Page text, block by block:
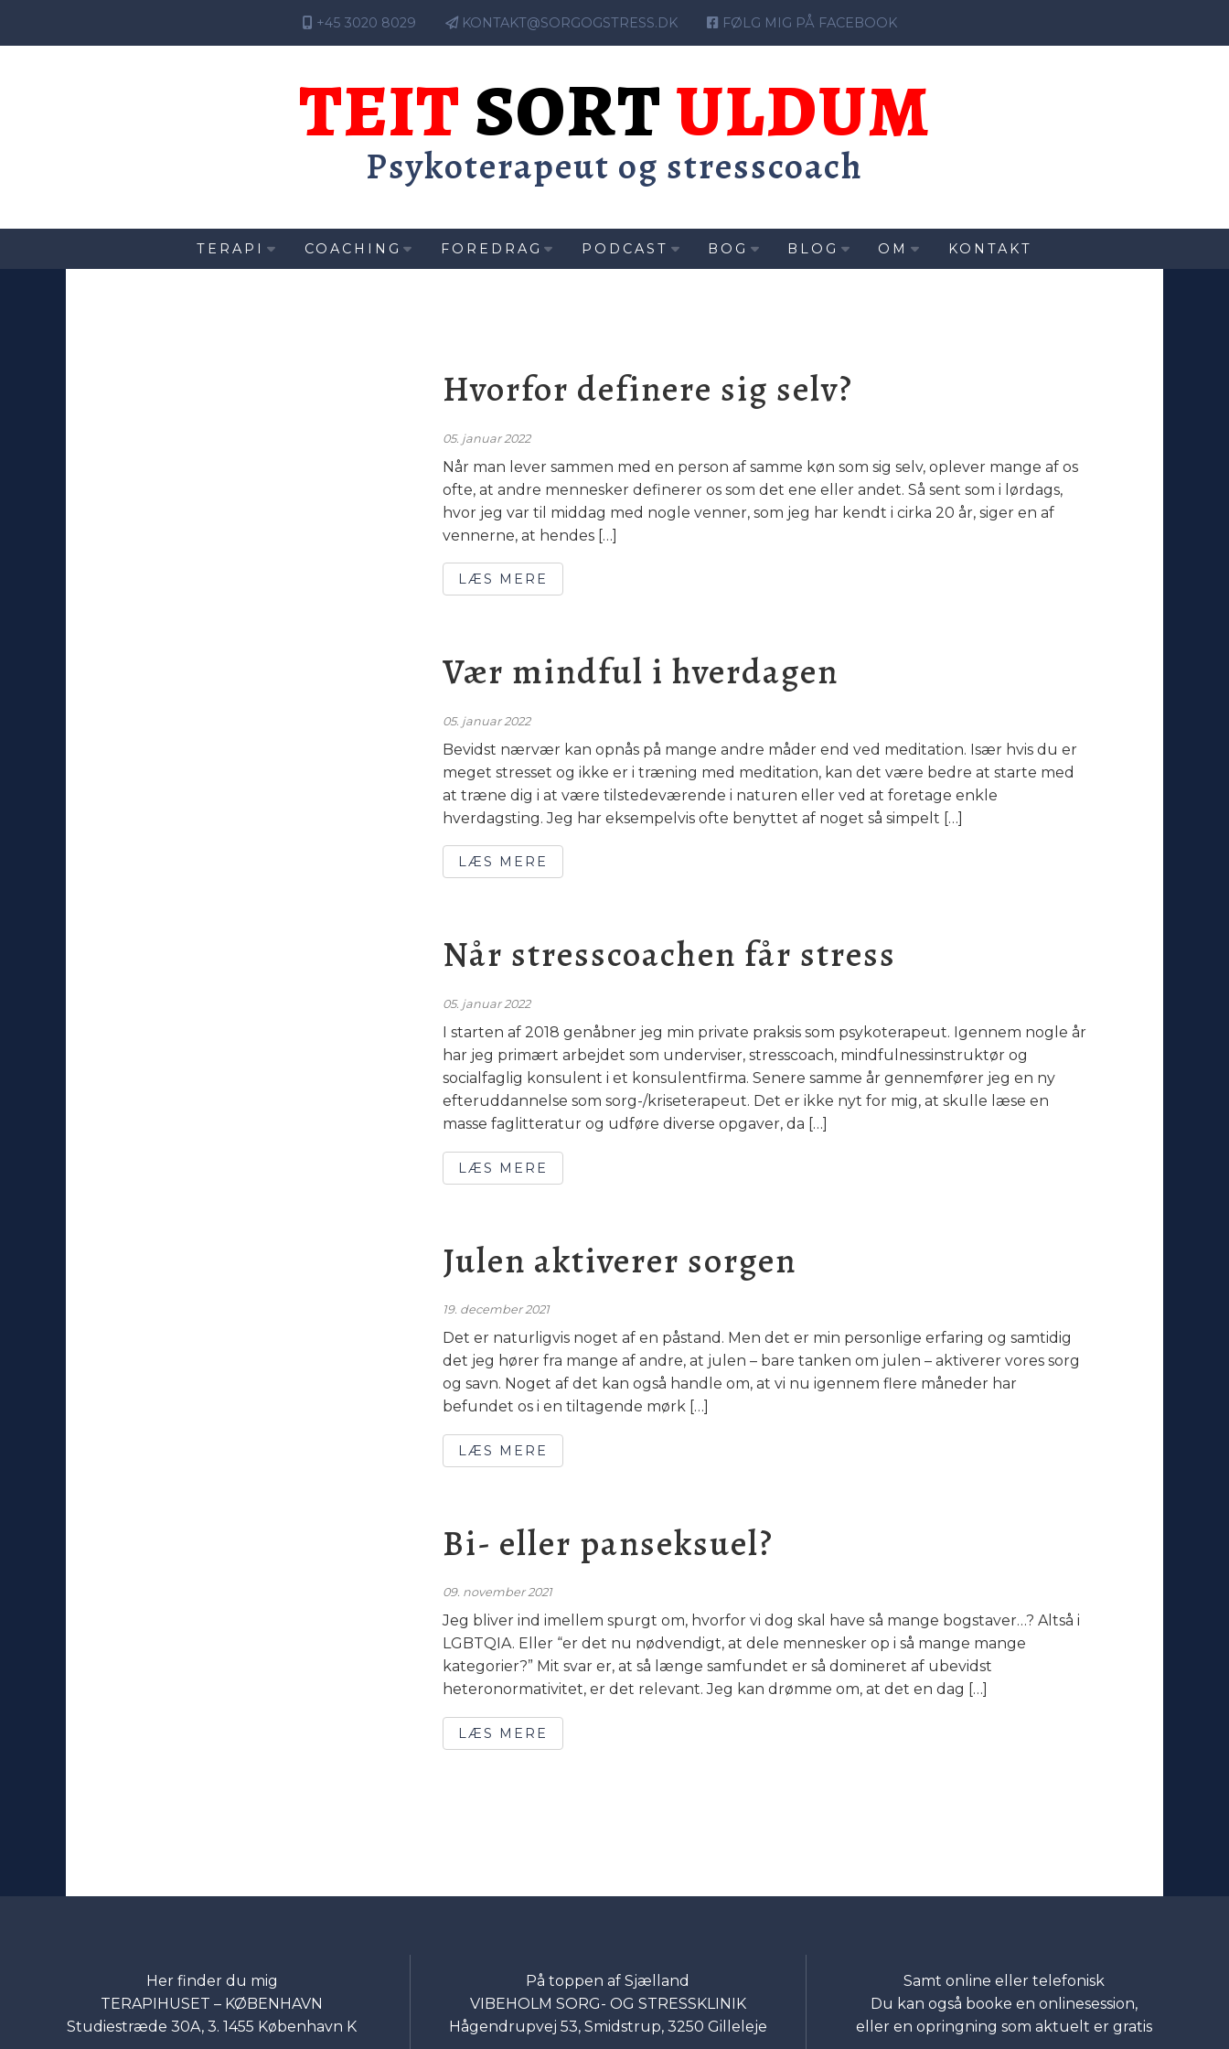
+45 3020 8029 KONTAKT@SORGOGSTRESS.DK FØLG MIG PÅ FACEBOOK
TEITSORTULDUM
Psykoterapeut og stresscoach
TERAPI COACHING FOREDRAG PODCAST BOG BLOG OM KONTAKT
Hvorfor definere sig selv?
05. januar 2022
Når man lever sammen med en person af samme køn som sig selv, oplever mange af os
ofte, at andre mennesker definerer os som det ene eller andet. Så sent som i lørdags,
hvor jeg var til middag med nogle venner, som jeg har kendt i cirka 20 år, siger en af
vennerne, at hendes […]
LÆS MERE
Vær mindful i hverdagen
05. januar 2022
Bevidst nærvær kan opnås på mange andre måder end ved meditation. Især hvis du er
meget stresset og ikke er i træning med meditation, kan det være bedre at starte med
at træne dig i at være tilstedeværende i naturen eller ved at foretage enkle
hverdagsting. Jeg har eksempelvis ofte benyttet af noget så simpelt […]
LÆS MERE
Når stresscoachen får stress
05. januar 2022
I starten af 2018 genåbner jeg min private praksis som psykoterapeut. Igennem nogle år
har jeg primært arbejdet som underviser, stresscoach, mindfulnessinstruktør og
socialfaglig konsulent i et konsulentfirma. Senere samme år gennemfører jeg en ny
efteruddannelse som sorg-/kriseterapeut. Det er ikke nyt for mig, at skulle læse en
masse faglitteratur og udføre diverse opgaver, da […]
LÆS MERE
Julen aktiverer sorgen
19. december 2021
Det er naturligvis noget af en påstand. Men det er min personlige erfaring og samtidig
det jeg hører fra mange af andre, at julen – bare tanken om julen – aktiverer vores sorg
og savn. Noget af det kan også handle om, at vi nu igennem flere måneder har
befundet os i en tiltagende mørk […]
LÆS MERE
Bi- eller panseksuel?
09. november 2021
Jeg bliver ind imellem spurgt om, hvorfor vi dog skal have så mange bogstaver…? Altså i
LGBTQIA. Eller “er det nu nødvendigt, at dele mennesker op i så mange mange
kategorier?” Mit svar er, at så længe samfundet er så domineret af ubevidst
heteronormativitet, er det relevant. Jeg kan drømme om, at det en dag […]
LÆS MERE
Her finder du mig
TERAPIHUSET – KØBENHAVN
Studiestræde 30A, 3. 1455 København K
På toppen af Sjælland
VIBEHOLM SORG- OG STRESSKLINIK
Hågendrupvej 53, Smidstrup, 3250 Gilleleje
Samt online eller telefonisk
Du kan også booke en onlinesession,
eller en opringning som aktuelt er gratis